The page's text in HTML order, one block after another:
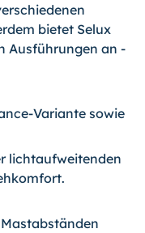
bietet Selux
Ausführungen an -
Variante sowie
lichtaufweitenden